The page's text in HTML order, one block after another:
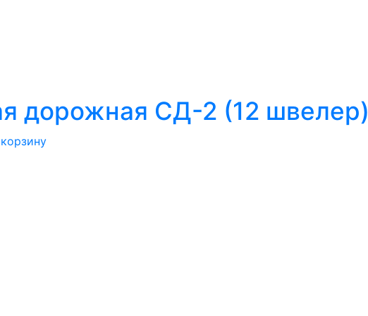
дорожная СД-2 (12 швелер)